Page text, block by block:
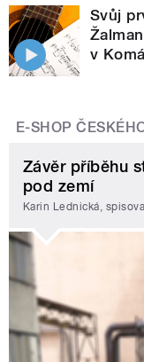
Svůj
v
E-SHOP
Závěr příběhu
pod zemí
Karin Lednická,